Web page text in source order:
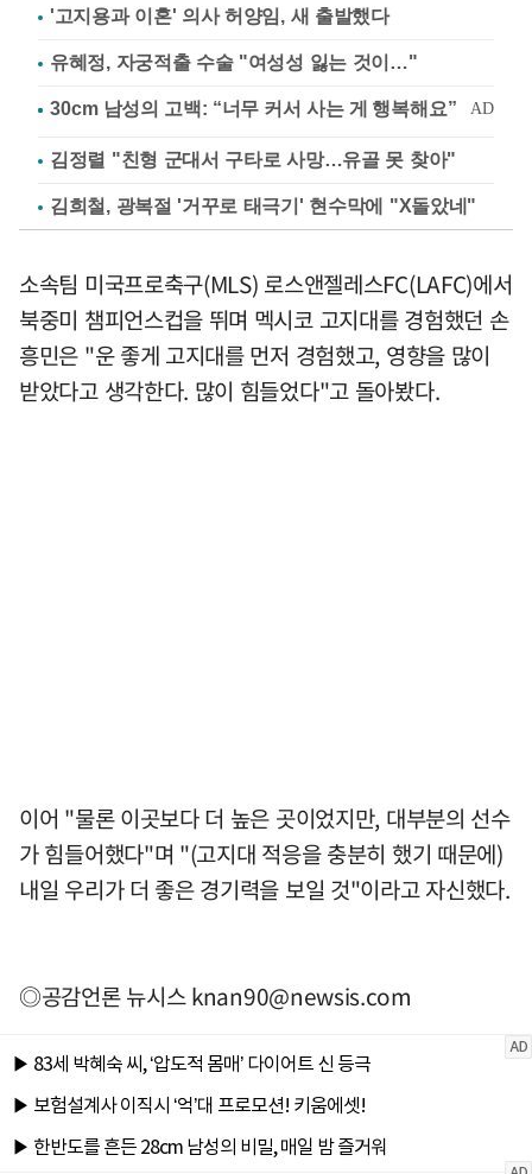
'고지용과 이혼' 의사 허양임, 새 출발했다
유혜정, 자궁적출 수술 "여성성 잃는 것이…"
김정렬 "친형 군대서 구타로 사망…유골 못 찾아"
김희철, 광복절 '거꾸로 태극기' 현수막에 "X돌았네"
소속팀 미국프로축구(MLS) 로스앤젤레스FC(LAFC)에서
북중미 챔피언스컵을 뛰며 멕시코 고지대를 경험했던 손
흥민은 "운 좋게 고지대를 먼저 경험했고, 영향을 많이
받았다고 생각한다. 많이 힘들었다"고 돌아봤다.
이어 "물론 이곳보다 더 높은 곳이었지만, 대부분의 선수
가 힘들어했다"며 "(고지대 적응을 충분히 했기 때문에)
내일 우리가 더 좋은 경기력을 보일 것"이라고 자신했다.
◎공감언론 뉴시스knan90@newsis.com